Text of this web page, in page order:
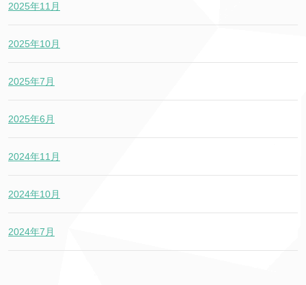
2025年11月
2025年10月
2025年7月
2025年6月
2024年11月
2024年10月
2024年7月